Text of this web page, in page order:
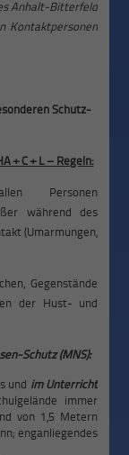
Anhalt-Bitterfeld
Kontaktpersonen
Schutz-
+ C + L – Regeln:
Personen
während des
(Umarmungen,
Gegenstände
der Hust- und
Schutz (MNS):
und im Unterricht
immer
von 1,5 Metern
enganliegendes